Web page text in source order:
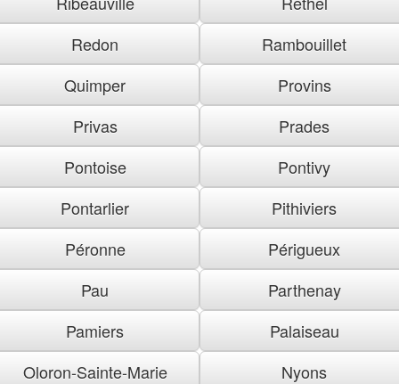
Redon
Rambouillet
Quimper
Provins
Privas
Prades
Pontoise
Pontivy
Pontarlier
Pithiviers
Péronne
Périgueux
Pau
Parthenay
Pamiers
Palaiseau
Oloron-Sainte-Marie
Nyons